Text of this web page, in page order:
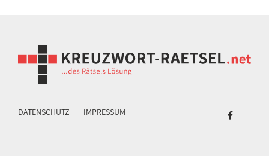
DATENSCHUTZ IMPRESSUM